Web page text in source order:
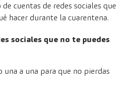
cuentas de redes sociales que
hacer durante la cuarentena.
sociales que no te puedes
una a una para que no pierdas